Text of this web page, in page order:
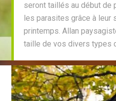
seront taillés au début de
les parasites grâce à leur
printemps. Allan
taille de vos divers types